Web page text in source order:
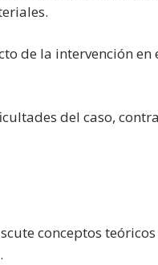
de la intervención en
del caso,
conceptos teóricos